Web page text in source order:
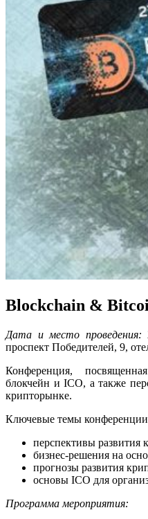
Blockchain &
Дата и место проведения:
проспект Победителей, 9,
Конференция,
блокчейн и ICO, а также
крипторынке.
Ключевые темы
перспективы развития
бизнес-решения на
прогнозы развития
основы ICO для
Программа мероприятия: